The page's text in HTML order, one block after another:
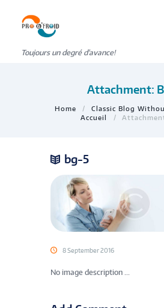
Toujours un degré d'avance!
Attachment:
Home
Classic Blog
Accueil
bg-5
8 September 2016
No image description ...